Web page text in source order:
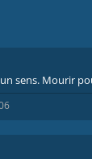
sens. Mourir